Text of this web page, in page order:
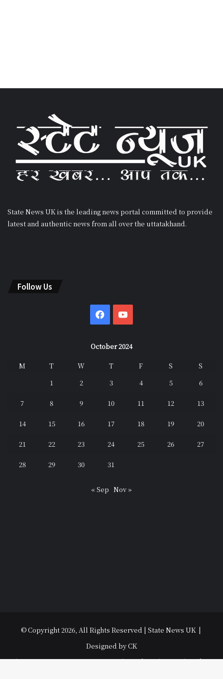
State News UK is the leading news portal committed to provide
latest and authentic news from all over the uttatakhand.
Follow Us
Facebook
October 2024
M T W T F S
S
1
2 3 4 5 6
7 8 9 10 11 12 13
14 15 16 17 18 19 20
21 22 23 24 25 26 27
28 29 30 31
« Sep Nov »
© Copyright 2026, All Rights Reserved | State News UK |
Designed by CK
विधानसभा चुनाव 2022
उत्तराखंड उत्तर प्रदेश धर्म-संस्कृति राजनीति
पर्यटन